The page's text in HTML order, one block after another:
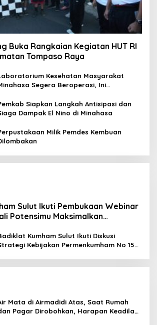
Buka Rangkaian Kegiatan HUT RI
Tompaso Raya
Kesehatan Masyarakat
Segera Beroperasi, Ini
Siapkan Langkah Antisipasi dan
Dampak El Nino di Minahasa
Milik Pemdes Kembuan
Sulut Ikuti Pembukaan Webinar
Potensimu Maksimalkan
Kumham Sulut Ikuti Diskusi
Kebijakan Permenkumham No 15
Mata di Airmadidi Atas, Saat Rumah
Pagar Dirobohkan, Harapan Keadilan